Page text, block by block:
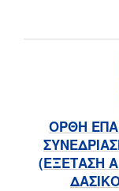
ΟΡΘΗ
(ΕΞΕΤΑΣΗ